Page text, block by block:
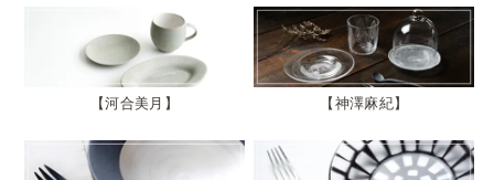
河合美月 神澤麻紀